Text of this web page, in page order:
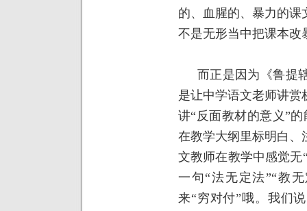
的、血腥的、暴力的
不是无形当中把课本改
而正是因为《鲁提
是让中学语文老师讲
讲“反面教材的意义”
在教学大纲里标明白、
文教师在教学中感觉无
一句“法无定法”“教
来“穷对付”哦。我们